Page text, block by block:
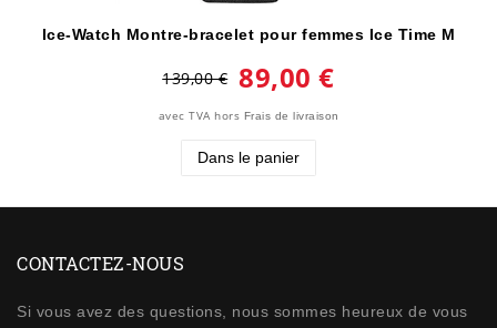
Ice-Watch Montre-bracelet pour femmes Ice Time M
139,00 € 89,00 €
avec TVA hors Frais de livraison
Dans le panier
CONTACTEZ-NOUS
Si vous avez des questions, nous sommes heureux de vous